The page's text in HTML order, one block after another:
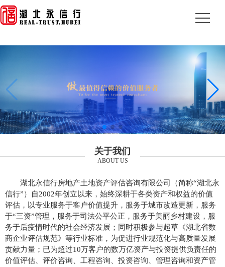
关于我们
ABOUT US
湖北永信行房地产土地资产评估咨询有限公司（简称“湖北永
信行”）自2002年创立以来，始终深耕于各类资产和权益的价值
评估，以专业服务于客户价值提升，服务于城市改造更新，服务
于“三资”管理，服务于司法公平公正，服务于美丽乡村建设，服
务于后疫情时代的社会经济发展；同时积极参与起草《湖北省数
商企业评估规范》等行业标准，为促进行业规范化与高质量发展
贡献力量；已为超过10万客户的数万亿资产与投资提供负责任的
价值评估、评价咨询、工程咨询、投资咨询、管理咨询和资产管